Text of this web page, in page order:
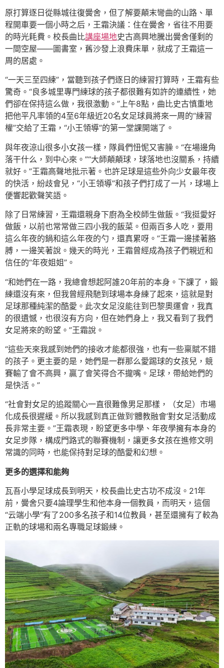
原打算逐日從縣城往復黌舍，但了解要顛末彎曲的山路、單
程開車要一個小時之后，王霜決議：住在黌舍，省往不用要
的時光耗費。校長曲比講座場地史古高興地騰出黌舍僅剩的
一間空屋——圖書室，舊沙發上浪費床單，就成了王霜這一
周的居處。
“一天三至四練”，當聽到孩子們逐日的練習打算時，王霜有些
驚奇。“良多城里專門練球的孩子都很難有如許的連續性，她
們卻在保持這么做，我很激動。”上午8點，曲比史古慎重地
把他平凡率領的4至6年級近20名女足球員將來一周的“練習
權”交給了王霜，“小王領導”的第一堂課開端了。
與年夜涼山很多小女孩一樣，隊員們忸怩又害臊。“在場邊角
落干什么，到中心來。”“大師顛顛球，球落地也沒關系，持續
就好。”王霜高聲地批示著。也許足球是這些外向少女最年夜
的快活，紛歧會兒，“小王領導”和孩子們打成了一片，球場上
便響起歡聲笑語。
除了日常練習，王霜還親身下廚為全校師生做飯。“我挺愛好
做飯，以前也常常做三四小我的飯菜。但兩百多人吃，要用
這么年夜的鍋和這么年夜的勺，還真累呀。”王霜一邊揉著胳
膊，一邊笑著說。幾天的時光，王霜曾經成為孩子們親近和
信任的“年夜姐姐”。
“和她們在一路，我總會想起阿誰20年前的本身。下課了，鍛
練還沒有來，但我曾經飛馳到球場本身練了起來，這就是對
足球那種純潔的酷愛。此次女足沒能往到巴黎奧運會，我真
的很遺憾，也很沒有方向，但在她們身上，我又看到了我們
女足將來的盼望。”王霜說。
“這些天來我感到她們的接收才能都很強，也有一些稟賦不錯
的孩子。更主要的是，她們是一群那么愛踢球的女孩兒，競
賽輸了會不高興，贏了會笑得合不攏嘴。足球，帶給她們的
是快活。”
“社會對女足的追蹤關心一直很難像男足那樣，（女足）市場
化成長很遲緩。所以我感到真正做到‘體教融會’對女足活動成
長非常主要。”王霜表現，盼望更多中學、年夜學擁有本身的
女足步隊，構成門路式的聯賽機制，讓更多女孩在進修文明
常識的同時，也能保持對足球的酷愛和幻想。
更多的選擇和能夠
瓦吾小學足球成長到明天，校長曲比史古功不成沒。21年
前，黌舍只要4論理學生和他本身一個教員，而明天，這個
“云端小學”有了200多名孩子和14位教員，甚至還擁有了較為
正軌的球場和兩名專職足球鍛練。